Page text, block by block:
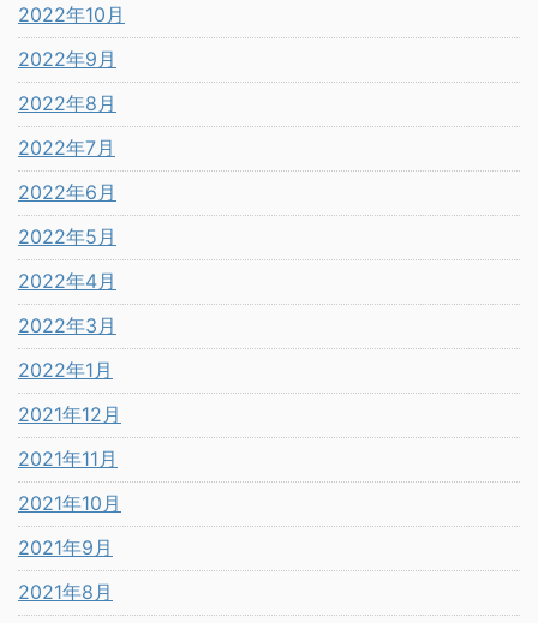
2022年10月
2022年9月
2022年8月
2022年7月
2022年6月
2022年5月
2022年4月
2022年3月
2022年1月
2021年12月
2021年11月
2021年10月
2021年9月
2021年8月